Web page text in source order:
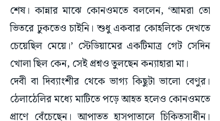
শেষ। কান্নার মাঝে কোনওমতে বললেন, ‘আমরা তো
ভিতরে ঢুকতেও চাইনি। শুধু একবার কোহলিকে দেখতে
চেয়েছিল মেয়ে।’ স্টেডিয়ামের একটিমাত্র গেট সেদিন
খোলা ছিল কেন, সেই প্রশ্নও তুলছেন কন্যাহারা মা।
দেবী বা দিব্যাংশীর থেকে ভাগ্য কিছুটা ভালো বেণুর।
ঠেলাঠেলির মধ্যে মাটিতে পড়ে আহত হলেও কোনওমতে
প্রাণে বেঁচেছেন। আপাতত হাসপাতালে চিকিত্সাধীন।